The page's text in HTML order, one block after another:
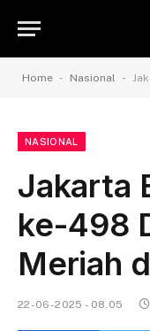
Home - Nasional -
NASIONAL
Jakarta
ke-498
Meriah
22-06-2025 - 08.05